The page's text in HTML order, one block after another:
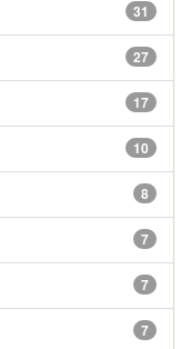
31
27
17
10
8
7
7
7